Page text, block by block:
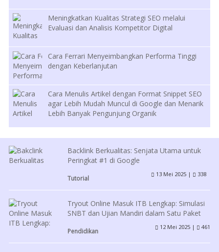
Meningkatkan Kualitas Strategi SEO melalui
Evaluasi dan Analisis Kompetitor Digital
Cara Ferrari Menyeimbangkan Performa Tinggi
dengan Keberlanjutan
Cara Menulis Artikel dengan Format Snippet SEO
agar Lebih Mudah Muncul di Google dan Menarik
Lebih Banyak Pengunjung Organik
Backlink Berkualitas: Senjata Utama untuk
Peringkat #1 di Google
Tutorial
13 Mei 2025 | 338
Tryout Online Masuk ITB Lengkap: Simulasi
SNBT dan Ujian Mandiri dalam Satu Paket
Pendidikan
12 Mei 2025 | 461